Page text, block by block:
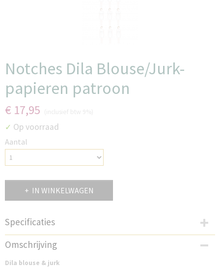
Notches Dila Blouse/Jurk-
papieren patroon
€ 17,95
✓ Op voorraad
Aantal
IN WINKELWAGEN
Specificaties
Productcode
NDB7
Omschrijving
Dila blouse & jurk